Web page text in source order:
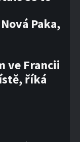
Paka,
ve Francii
říká